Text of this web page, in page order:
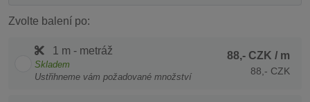
Zvolte balení po:
1 m - metráž
Skladem
Ustřihneme vám požadované množství
88,- CZK / m
88,- CZK